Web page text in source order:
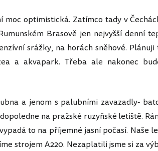
moc optimistická. Zatímco tady v
Brasově jen nejvyšší denní
srážky, na horách sněhové.
a akvapark. Třeba ale nakonec
a jenom s palubními zavazadly-
na pražské ruzyňské letiště.
to na příjemné jasní počasí. Naše
strojem A220. Nezaplatili jsme si za